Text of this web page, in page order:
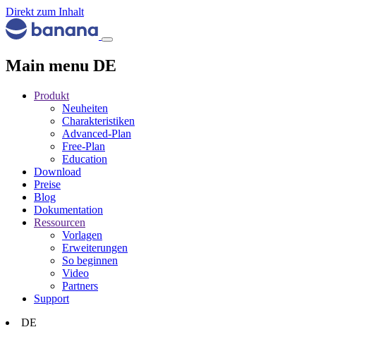
Direkt zum Inhalt
Main menu DE
Produkt
Neuheiten
Charakteristiken
Advanced-Plan
Free-Plan
Education
Download
Preise
Blog
Dokumentation
Ressourcen
Vorlagen
Erweiterungen
So beginnen
Video
Partners
Support
DE